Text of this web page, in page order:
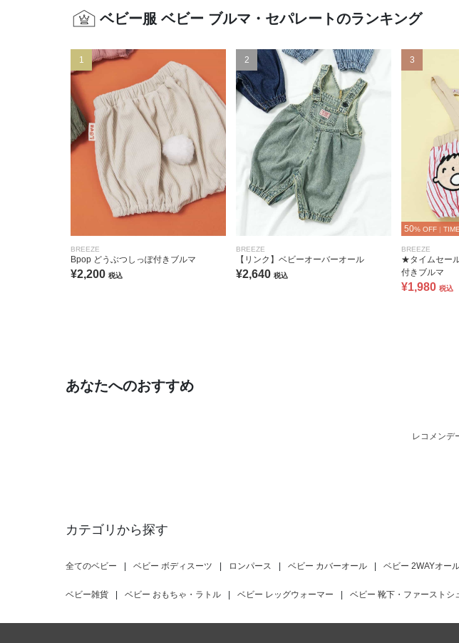
ベビー服 ベビー ブルマ・セパレートのランキング
1
BREEZE
Bpop どうぶつしっぽ付きブルマ
¥2,200 税込
2
BREEZE
【リンク】ベビーオーバーオール
¥2,640 税込
3
50% OFF |
BREEZE
★タイムセー
付きブルマ
¥1,980 税込
あなたへのおすすめ
レコメンデ
カテゴリから探す
全てのベビー | ベビー ボディスーツ | ロンパース | ベビー カバーオール | ベビー 2WAYオー
ベビー雑貨 | ベビー おもちゃ・ラトル | ベビー レッグウォーマー | ベビー 靴下・ファーストシ